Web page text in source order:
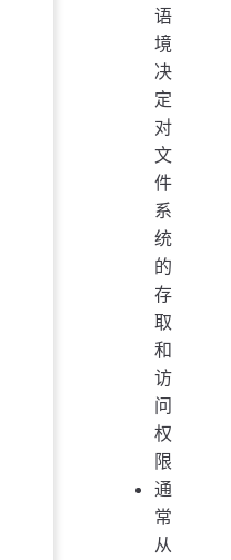
语
境
决
定
对
文
件
系
统
的
存
取
和
访
问
权
限
通
常
从